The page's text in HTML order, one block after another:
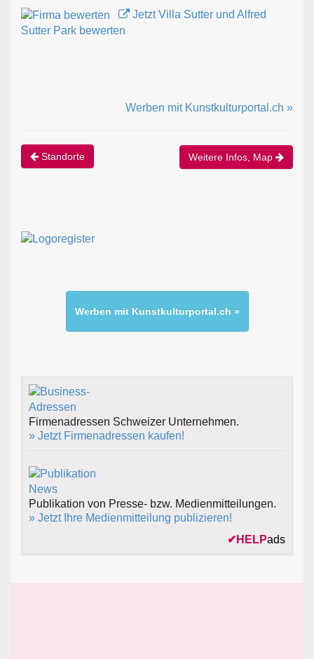
Jetzt Villa Sutter und Alfred
Sutter Park bewerten
Werben mit Kunstkulturportal.ch »
Standorte Weitere Infos, Map
Werben mit Kunstkulturportal.ch »
Firmenadressen Schweizer Unternehmen.
» Jetzt Firmenadressen kaufen!
Publikation von Presse- bzw. Medienmitteilungen.
» Jetzt Ihre Medienmitteilung publizieren!
✔ HELPads